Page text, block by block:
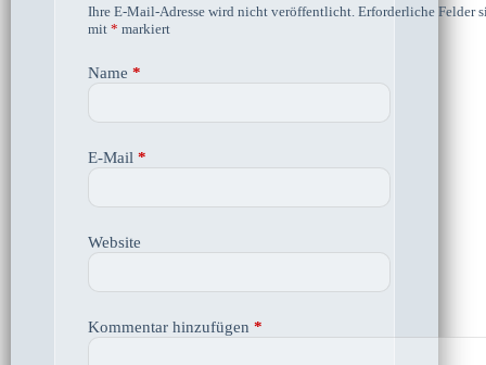
Ihre E-Mail-Adresse wird nicht veröffentlicht. Erforderliche Felder
mit * markiert
Name *
E-Mail *
Website
Kommentar hinzufügen *